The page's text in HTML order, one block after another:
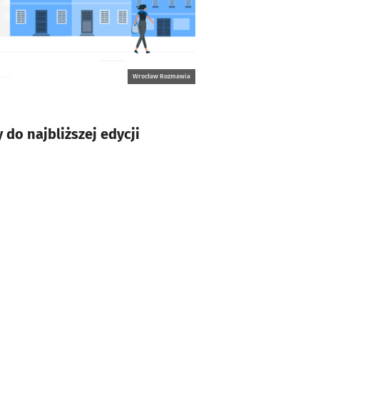
Wrocław Rozmawia
do najbliższej edycji